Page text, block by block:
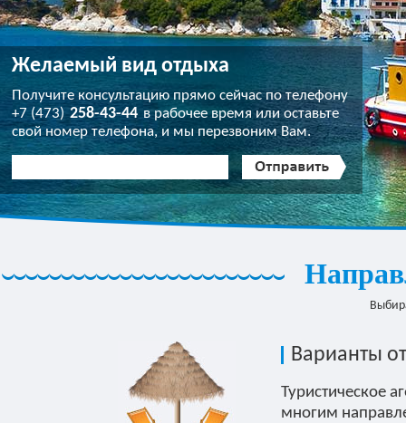
Желаемый вид отдыха
Получите консультацию прямо сейчас по телефону
+7 (473)258-43-44 в рабочее время или оставьте
свой номер телефона, и мы перезвоним Вам.
Варианты
Туристическое
многим